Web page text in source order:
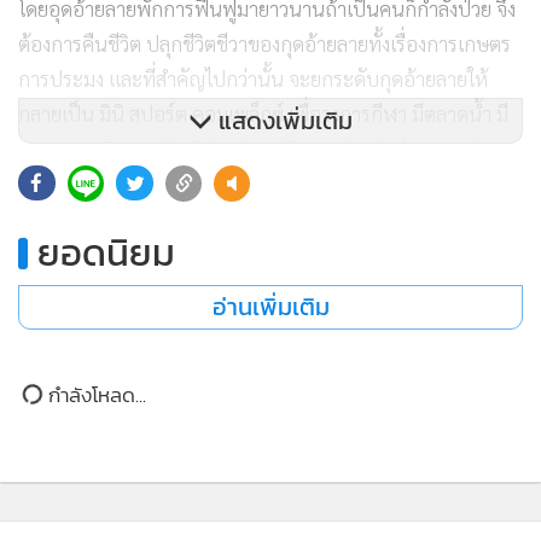
โดยอุดอ้ายลายพักการฟื้นฟูมายาวนานถ้าเป็นคนก็กำลังป่วย จึง
ต้องการคืนชีวิต ปลุกชีวิตชีวาของกุดอ้ายลายทั้งเรื่องการเกษตร
การประมง และที่สำคัญไปกว่านั้น จะยกระดับกุดอ้ายลายให้
กลายเป็น มินิ สปอร์ต คอมเพล็กซ์ เพื่อวงการกีฬา มีตลาดน้ำ มี
ตลาดปลา มีตลาดผัก นำไปสู่การเป็นแลนด์มาร์กด้านการท่อง
เที่ยวแห่งใหม่ของ จ.มหาสารคาม ในอนาคต
“วันนี้ผมมาทำให้กุดอ้ายลายกลับมามีชีวิตชีวา ผมนำกีฬามาส
ร้างความสามัคคีในชุมชน ผมต้องการกระตุ้นให้คนในพื้นที่สำนึก
รักษา ร่วมกันต่อยอด ฟื้นฟูวัฒนธรรมที่ส่งต่อกันมาจาก
เป็นวิถีที่จะยกระดับคุณภาพชีวิตของชาวบ้านให้ดีขึ้น อีก
แสดงเพิ่มเติม
ยอดนิยม
อ่านเพิ่มเติม
กำลังโหลด...